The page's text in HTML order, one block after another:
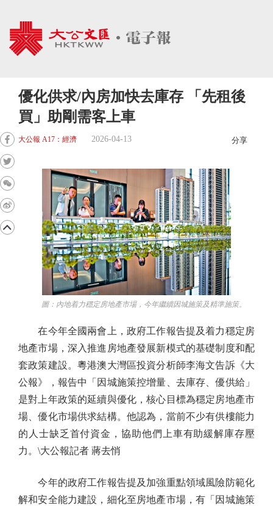
優化供求/內房加快去庫存 「先租後
買」助剛需客上車
大公報 A17：經濟 2026-04-13 分享
圖：內地着力穩定房地產市場，今年繼續因城施策及精準施策。
在今年全國兩會上，政府工作報告提及着力穩定房
地產市場，深入推進房地產發展新模式的基礎制度和配
套政策建設。粵港澳大灣區投資分析師李海文告訴《大
公報》，報告中「因城施策控增量、去庫存、優供給」
是對上年政策的延續與優化，核心目標為穩定房地產市
場、優化市場供求結構。他認為，當前不少有供樓能力
的人士缺乏首付資金，協助他們上車有助緩解庫存壓
力。\大公報記者 蔣去悄
今年的政府工作報告提及加強重點領域風險防範化
解和安全能力建設，細化至房地產市場，有「因城施策